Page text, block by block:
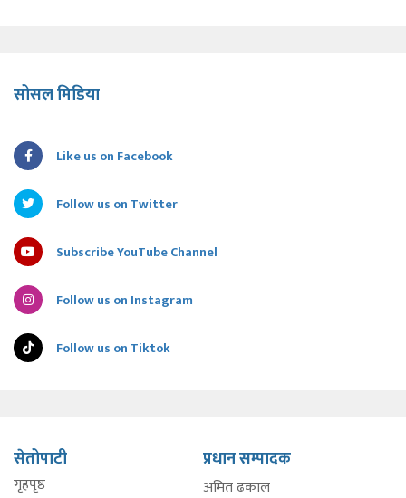
सोसल मिडिया
Like us on Facebook
Follow us on Twitter
Subscribe YouTube Channel
Follow us on Instagram
Follow us on Tiktok
सेतोपाटी
गृहपृष्ठ
प्रधान सम्पादक
अमित ढकाल